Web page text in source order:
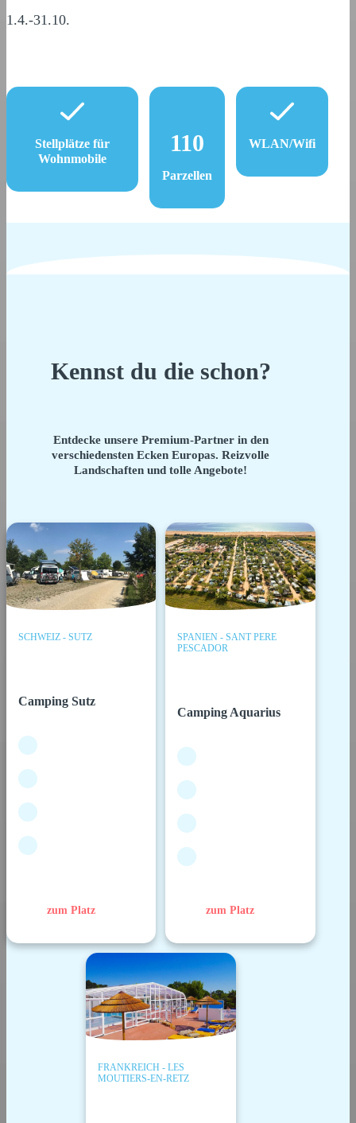
1.4.-31.10.
Stellplätze für
Wohnmobile
110
Parzellen
WLAN/Wifi
Kennst du die schon?
Entdecke unsere Premium-Partner in den
verschiedensten Ecken Europas. Reizvolle
Landschaften und tolle Angebote!
SCHWEIZ - SUTZ
Camping Sutz
zum Platz
SPANIEN - SANT PERE
PESCADOR
Camping Aquarius
zum Platz
FRANKREICH - LES
MOUTIERS-EN-RETZ